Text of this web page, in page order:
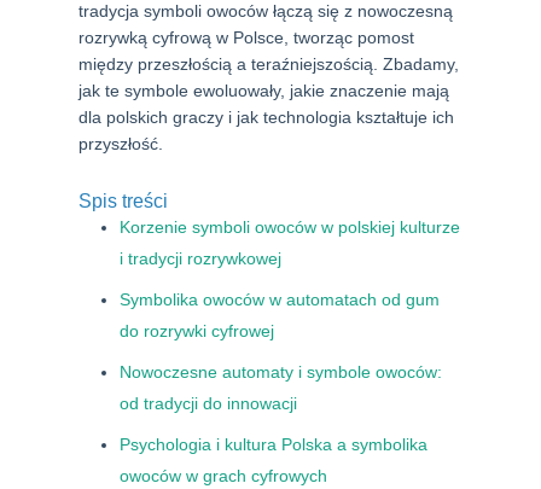
tradycja symboli owoców łączą się z nowoczesną
rozrywką cyfrową w Polsce, tworząc pomost
między przeszłością a teraźniejszością. Zbadamy,
jak te symbole ewoluowały, jakie znaczenie mają
dla polskich graczy i jak technologia kształtuje ich
przyszłość.
Spis treści
Korzenie symboli owoców w polskiej kulturze
i tradycji rozrywkowej
Symbolika owoców w automatach od gum
do rozrywki cyfrowej
Nowoczesne automaty i symbole owoców:
od tradycji do innowacji
Psychologia i kultura Polska a symbolika
owoców w grach cyfrowych